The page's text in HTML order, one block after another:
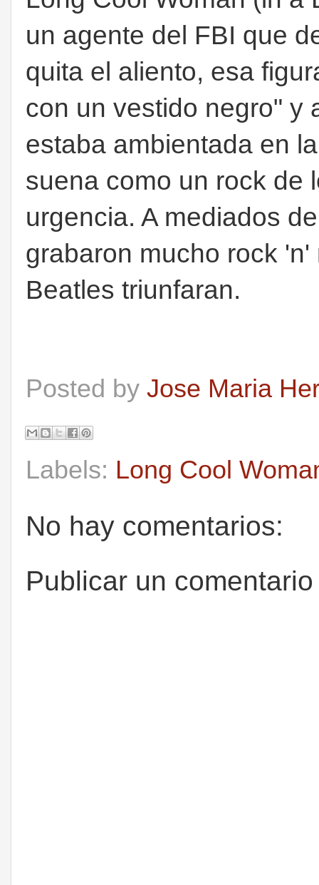
un agente del FBI que
quita el aliento, esa
con un vestido negro" y
estaba ambientada en
suena como un rock de
urgencia. A mediados
grabaron mucho rock
Beatles triunfaran.
Posted by Jose Maria
Labels: Long Cool
No hay comentarios:
Publicar un comentario